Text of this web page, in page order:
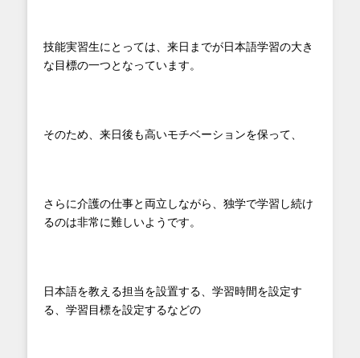
技能実習生にとっては、来日までが日本語学習の大き
な目標の一つとなっています。
そのため、来日後も高いモチベーションを保って、
さらに介護の仕事と両立しながら、独学で学習し続け
るのは非常に難しいようです。
日本語を教える担当を設置する、学習時間を設定す
る、学習目標を設定するなどの